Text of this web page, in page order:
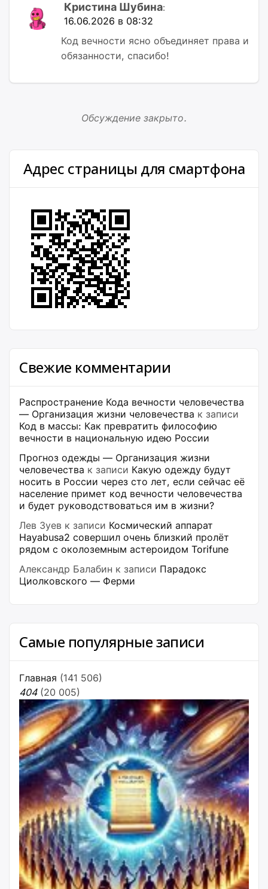
Кристина Шубина:
16.06.2026 в 08:32
Код вечности ясно объединяет права и
обязанности, спасибо!
Обсуждение закрыто.
Адрес страницы для смартфона
Свежие комментарии
Распространение Кода вечности человечества
— Организация жизни человечества к записи
Код в массы: Как превратить философию
вечности в национальную идею России
Прогноз одежды — Организация жизни
человечества к записи Какую одежду будут
носить в России через сто лет, если сейчас её
население примет код вечности человечества
и будет руководствоваться им в жизни?
Лев Зуев к записи Космический аппарат
Hayabusa2 совершил очень близкий пролёт
рядом с околоземным астероидом Torifune
Александр Балабин к записи Парадокс
Циолковского — Ферми
Самые популярные записи
Главная (141 506)
404 (20 005)